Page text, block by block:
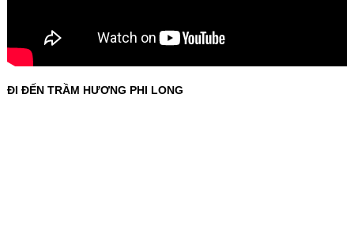
ĐI ĐẾN TRẦM HƯƠNG PHI LONG